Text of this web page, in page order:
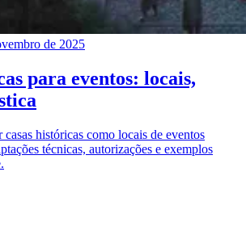
de 2025
para eventos: locais,
históricas como locais de eventos
técnicas, autorizações e exemplos